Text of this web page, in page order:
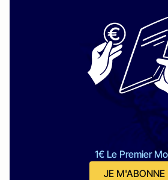
1€ Le Premier
JE M'ABONNE